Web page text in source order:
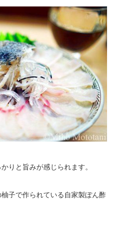
りと旨みが感じられます。
子で作られている自家製ぽん酢